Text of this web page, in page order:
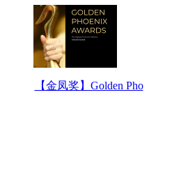
【金凤奖】Golden Pho